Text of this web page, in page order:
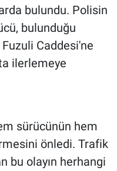
bulundu. Polisin
bulunduğu
Caddesi'ne
ilerlemeye
sürücünün hem
önledi. Trafik
bu olayın herhangi